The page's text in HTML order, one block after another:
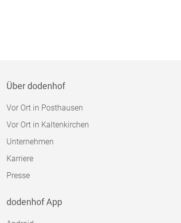
Über dodenhof
Vor Ort in Posthausen
Vor Ort in Kaltenkirchen
Unternehmen
Karriere
Presse
dodenhof App